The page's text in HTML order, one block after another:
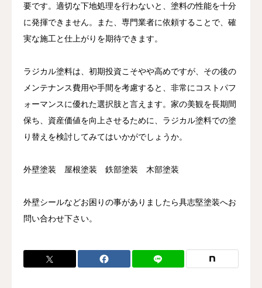
要です。適切な下地処理を行わないと、塗料の性能を十分
に発揮できません。また、専門業者に依頼することで、確
実な施工と仕上がりを期待できます。
ラジカル塗料は、初期投資こそやや高めですが、その後の
メンテナンス費用や手間を考慮すると、非常にコストパフ
ォーマンスに優れた選択肢と言えます。家の美観を長期間
保ち、資産価値を向上させるために、ラジカル塗料での塗
り替えを検討してみてはいかがでしょうか。
外壁塗装 屋根塗装 鉄部塗装 木部塗装
外壁シールなどお困りの事がありましたら具志堅塗装へお
問い合わせ下さい。